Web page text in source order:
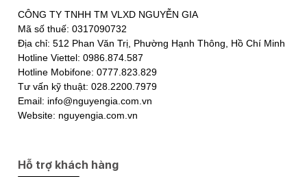
CÔNG TY TNHH TM VLXD NGUYỄN GIA
Mã số thuế: 0317090732
Địa chỉ: 512 Phan Văn Trị, Phường Hạnh Thông, Hồ Chí Minh
Hotline Viettel: 0986.874.587
Hotline Mobifone: 0777.823.829
Tư vấn kỹ thuật: 028.2200.7979
Email: info@nguyengia.com.vn
Website: nguyengia.com.vn
Hỗ trợ khách hàng